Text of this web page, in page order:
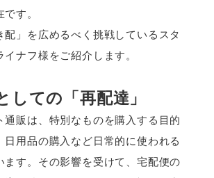
す。
配」を広めるべく挑戦しているスタ
ナフ様をご紹介します。
しての「再配達」
通販は、特別なものを購入する目的
日用品の購入など日常的に使われる
ます。その影響を受けて、宅配便の